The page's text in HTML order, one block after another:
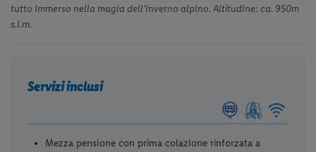
tutto immerso nella magia dell’inverno alpino. Altitudine: ca. 950m
s.l.m.
Servizi inclusi
Mezza pensione con prima colazione rinforzata a